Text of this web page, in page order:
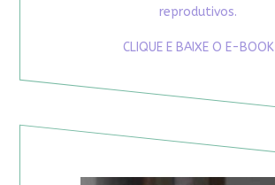
reprodutivos.
CLIQUE E BAIXE O E-BOOK